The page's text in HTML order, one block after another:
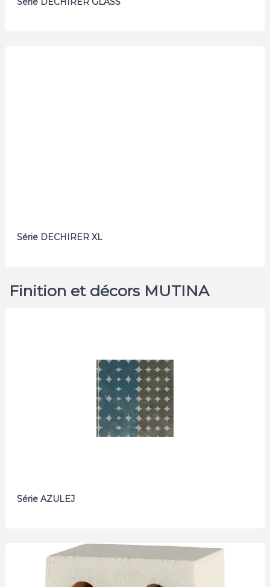
Série DECHIRER XL
Finition et décors MUTINA
Série AZULEJ